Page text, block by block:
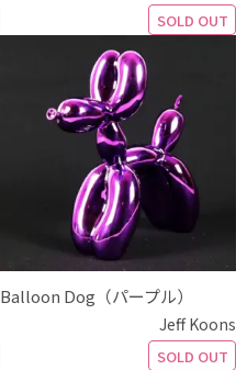
SOLD OUT
Balloon Dog（パープル）
Jeff Koons
SOLD OUT